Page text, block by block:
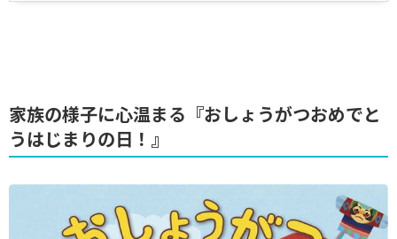
家族の様子に心温まる『おしょうがつおめでと
うはじまりの日！』